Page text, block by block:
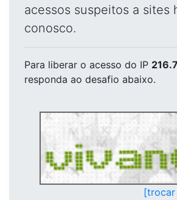
acessos suspeitos a sites
conosco.
Para liberar o acesso do IP
responda ao desafio abaixo.
[trocar